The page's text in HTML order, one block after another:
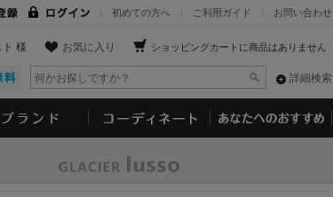
お問い合わせ
ご利用ガイド
初めての方へ
ショッピングカートに商品はありません
お気に入り
様
詳細検索